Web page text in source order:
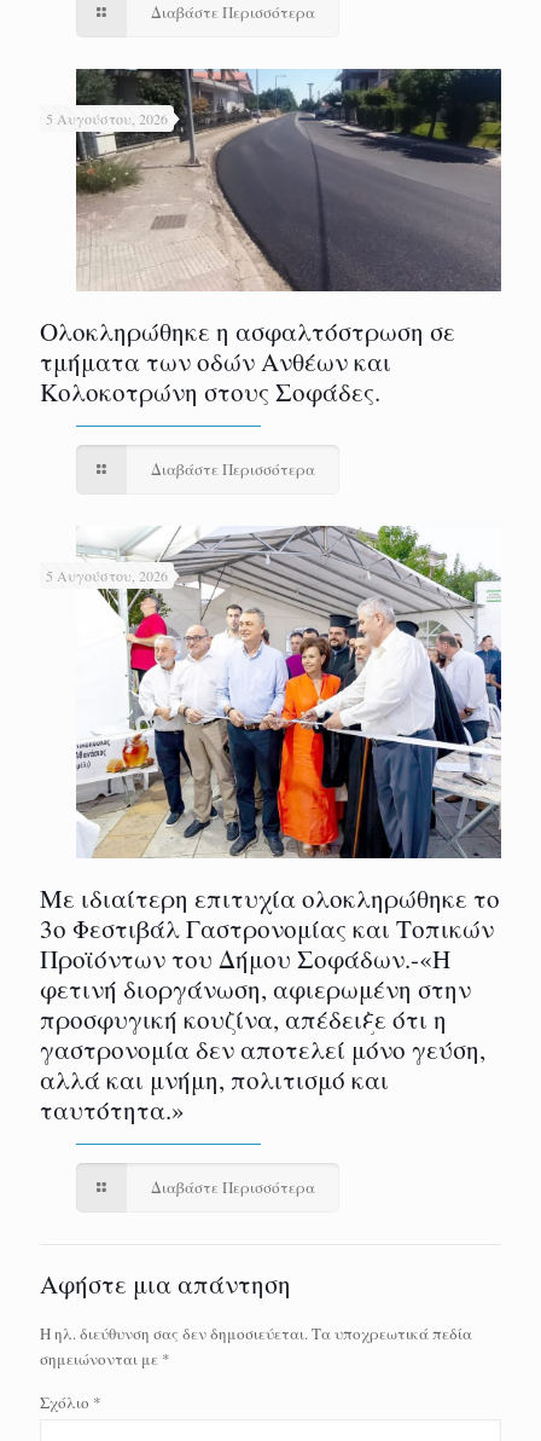
Διαβάστε Περισσότερα
5 Αυγούστου, 2026
Ολοκληρώθηκε η ασφαλτόστρωση σε
τμήματα των οδών Ανθέων και
Κολοκοτρώνη στους Σοφάδες.
Διαβάστε Περισσότερα
5 Αυγούστου, 2026
Με ιδιαίτερη επιτυχία ολοκληρώθηκε το
3ο Φεστιβάλ Γαστρονομίας και Τοπικών
Προϊόντων του Δήμου Σοφάδων.-«Η
φετινή διοργάνωση, αφιερωμένη στην
προσφυγική κουζίνα, απέδειξε ότι η
γαστρονομία δεν αποτελεί μόνο γεύση,
αλλά και μνήμη, πολιτισμό και
ταυτότητα.»
Διαβάστε Περισσότερα
Αφήστε μια απάντηση
Η ηλ. διεύθυνση σας δεν δημοσιεύεται.Τα υποχρεωτικά πεδία
σημειώνονται με *
Σχόλιο *